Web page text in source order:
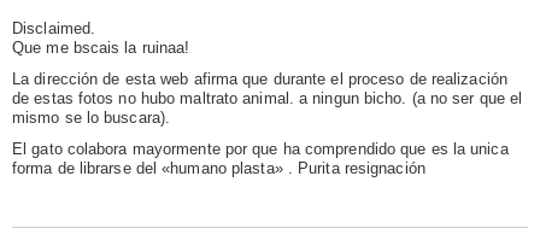
Disclaimed.
Que me bscais la ruinaa!
La dirección de esta web afirma que durante el proceso de realización
de estas fotos no hubo maltrato animal. a ningun bicho. (a no ser que el
mismo se lo buscara).
El gato colabora mayormente por que ha comprendido que es la unica
forma de librarse del «humano plasta» . Purita resignación